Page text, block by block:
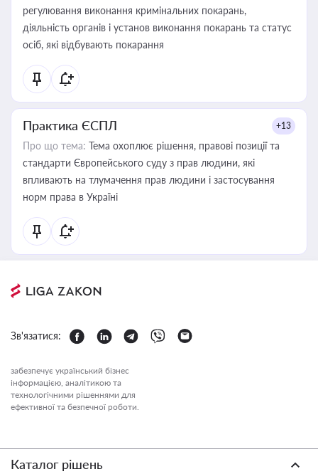
регулювання виконання кримінальних покарань,
діяльність органів і установ виконання покарань та статус
осіб, які відбувають покарання
Практика ЄСПЛ +13
Про що тема: Тема охоплює рішення, правові позиції та
стандарти Європейського суду з прав людини, які
впливають на тлумачення прав людини і застосування
норм права в Україні
Зв'язатися:
забезпечує український бізнес
інформацією, аналітикою та
технологічними рішеннями для
ефективної та безпечної роботи.
Каталог рішень